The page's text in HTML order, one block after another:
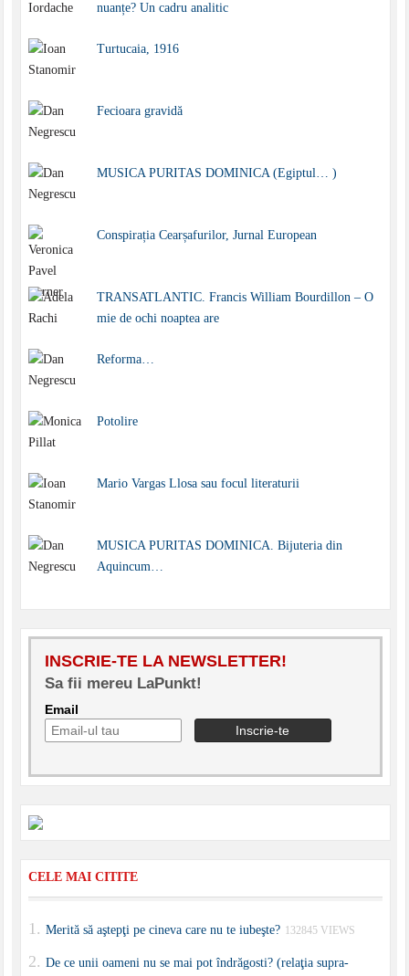
nuanțe? Un cadru analitic
Turtucaia, 1916
Fecioara gravidă
MUSICA PURITAS DOMINICA (Egiptul… )
Conspirația Cearșafurilor, Jurnal European
TRANSATLANTIC. Francis William Bourdillon – O
mie de ochi noaptea are
Reforma…
Potolire
Mario Vargas Llosa sau focul literaturii
MUSICA PURITAS DOMINICA. Bijuteria din
Aquincum…
INSCRIE-TE LA NEWSLETTER!
Sa fii mereu LaPunkt!
Email
CELE MAI CITITE
Merită să aştepţi pe cineva care nu te iubeşte? 132845 VIEWS
De ce unii oameni nu se mai pot îndrăgosti? (relaţia supra-